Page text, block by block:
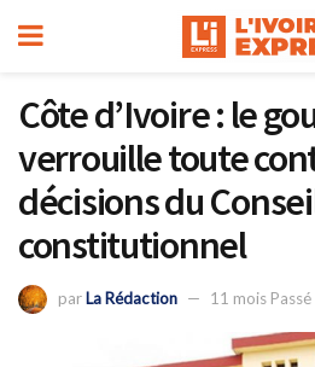
Côte d’Ivoire : le
verrouille toute
décisions du
constitutionnel
parLa Rédaction 11 mois Passé